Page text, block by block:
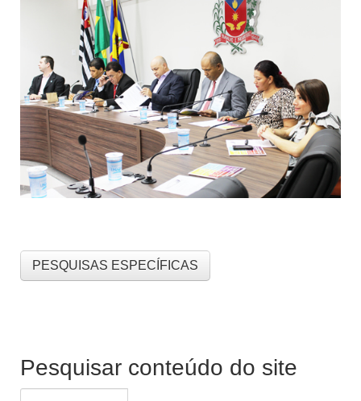
PESQUISAS ESPECÍFICAS
Pesquisar conteúdo do site